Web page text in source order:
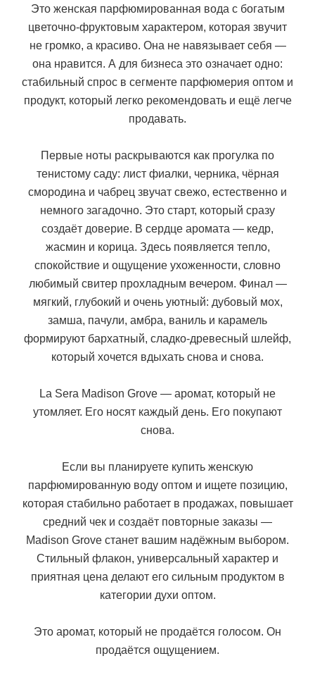
Это женская парфюмированная вода с богатым
цветочно-фруктовым характером, которая звучит
не громко, а красиво. Она не навязывает себя —
она нравится. А для бизнеса это означает одно:
стабильный спрос в сегменте парфюмерия оптом и
продукт, который легко рекомендовать и ещё легче
продавать.
Первые ноты раскрываются как прогулка по
тенистому саду: лист фиалки, черника, чёрная
смородина и чабрец звучат свежо, естественно и
немного загадочно. Это старт, который сразу
создаёт доверие. В сердце аромата — кедр,
жасмин и корица. Здесь появляется тепло,
спокойствие и ощущение ухоженности, словно
любимый свитер прохладным вечером. Финал —
мягкий, глубокий и очень уютный: дубовый мох,
замша, пачули, амбра, ваниль и карамель
формируют бархатный, сладко-древесный шлейф,
который хочется вдыхать снова и снова.
La Sera Madison Grove — аромат, который не
утомляет. Его носят каждый день. Его покупают
снова.
Если вы планируете купить женскую
парфюмированную воду оптом и ищете позицию,
которая стабильно работает в продажах, повышает
средний чек и создаёт повторные заказы —
Madison Grove станет вашим надёжным выбором.
Стильный флакон, универсальный характер и
приятная цена делают его сильным продуктом в
категории духи оптом.
Это аромат, который не продаётся голосом. Он
продаётся ощущением.